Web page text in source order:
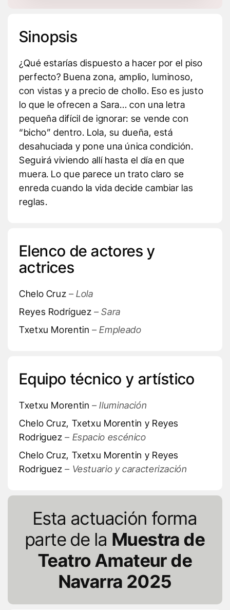
Sinopsis
¿Qué estarías dispuesto a hacer por el piso
perfecto? Buena zona, amplio, luminoso,
con vistas y a precio de chollo. Eso es justo
lo que le ofrecen a Sara… con una letra
pequeña difícil de ignorar: se vende con
“bicho” dentro. Lola, su dueña, está
desahuciada y pone una única condición.
Seguirá viviendo allí hasta el día en que
muera. Lo que parece un trato claro se
enreda cuando la vida decide cambiar las
reglas.
Elenco de actores y
actrices
Chelo Cruz – Lola
Reyes Rodríguez – Sara
Txetxu Morentin – Empleado
Equipo técnico y artístico
Txetxu Morentin – Iluminación
Chelo Cruz, Txetxu Morentin y Reyes
Rodriguez – Espacio escénico
Chelo Cruz, Txetxu Morentin y Reyes
Rodriguez – Vestuario y caracterización
Esta actuación forma
parte de la Muestra de
Teatro Amateur de
Navarra 2025